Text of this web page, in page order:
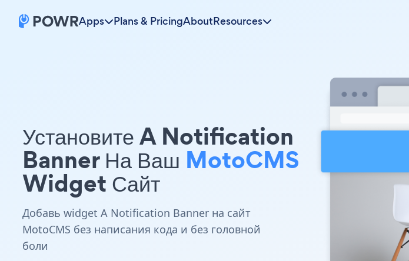
Apps Plans & PricingAboutResources
Установите A Notification
Banner На Ваш MotoCMS
Widget Сайт
Добавь widget A Notification Banner на сайт
MotoCMS без написания кода и без головной
боли